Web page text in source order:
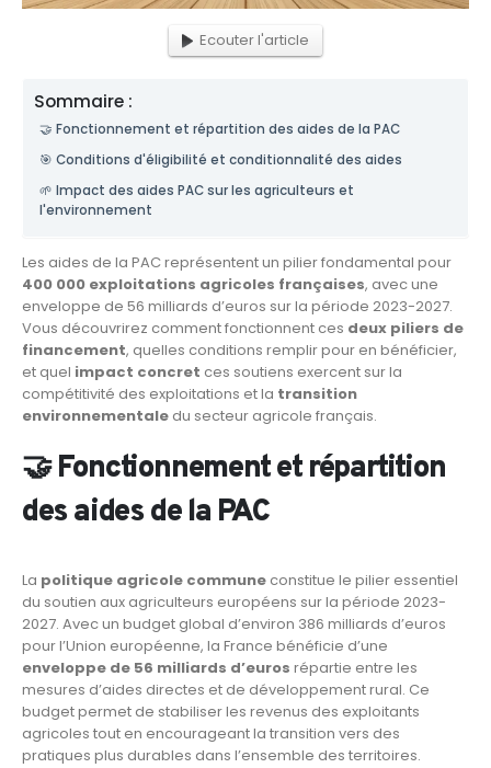
Ecouter l'article
Sommaire :
🤝 Fonctionnement et répartition des aides de la PAC
🎯 Conditions d'éligibilité et conditionnalité des aides
🌱 Impact des aides PAC sur les agriculteurs et
l'environnement
Les aides de la PAC représentent un pilier fondamental pour
400 000 exploitations agricoles françaises, avec une
enveloppe de 56 milliards d’euros sur la période 2023-2027.
Vous découvrirez comment fonctionnent ces deux piliers de
financement, quelles conditions remplir pour en bénéficier,
et quel impact concret ces soutiens exercent sur la
compétitivité des exploitations et la transition
environnementale du secteur agricole français.
🤝 Fonctionnement et répartition
des aides de la PAC
La politique agricole commune constitue le pilier essentiel
du soutien aux agriculteurs européens sur la période 2023-
2027. Avec un budget global d’environ 386 milliards d’euros
pour l’Union européenne, la France bénéficie d’une
enveloppe de 56 milliards d’euros répartie entre les
mesures d’aides directes et de développement rural. Ce
budget permet de stabiliser les revenus des exploitants
agricoles tout en encourageant la transition vers des
pratiques plus durables dans l’ensemble des territoires.